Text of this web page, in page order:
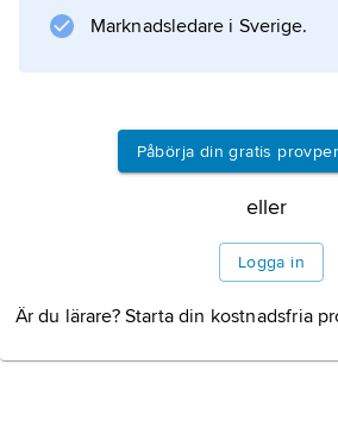
Marknadsledare i Sverige.
Påbörja din gratis
eller
Logga in
Är du lärare? Starta din kostnadsfria